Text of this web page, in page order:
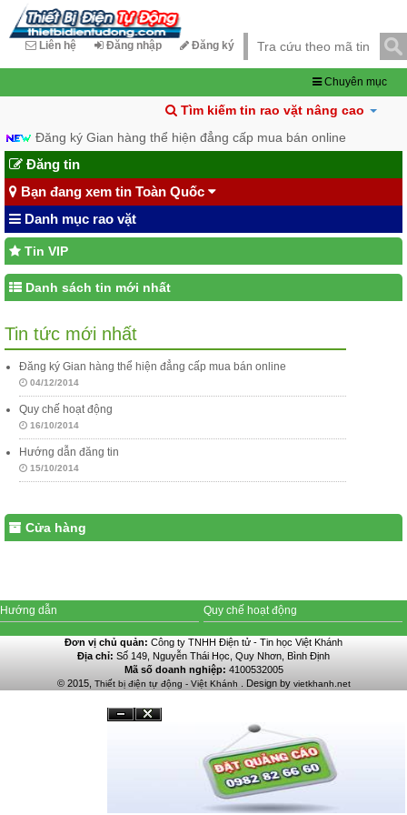
Liên hệ Đăng nhập Đăng ký
Chuyên mục
Tìm kiếm tin rao vặt nâng cao
Đăng ký Gian hàng thể hiện đẳng cấp mua bán online
Đăng tin
Bạn đang xem tin Toàn Quốc
Danh mục rao vặt
Tin VIP
Danh sách tin mới nhất
Tin tức mới nhất
Đăng ký Gian hàng thể hiện đẳng cấp mua bán online
04/12/2014
Quy chế hoạt động
16/10/2014
Hướng dẫn đăng tin
15/10/2014
Cửa hàng
Hướng dẫn Quy chế hoạt động
Đơn vị chủ quản: Công ty TNHH Điện tử - Tin học Việt Khánh
Địa chỉ: Số 149, Nguyễn Thái Học, Quy Nhơn, Bình Định
Mã số doanh nghiệp: 4100532005
© 2015, Thiết bị điện tự động - Việt Khánh . Design by vietkhanh.net